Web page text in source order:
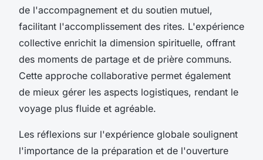
de l'accompagnement et du soutien mutuel,
facilitant l'accomplissement des rites. L'expérience
collective enrichit la dimension spirituelle, offrant
des moments de partage et de prière communs.
Cette approche collaborative permet également
de mieux gérer les aspects logistiques, rendant le
voyage plus fluide et agréable.
Les réflexions sur l'expérience globale soulignent
l'importance de la préparation et de l'ouverture